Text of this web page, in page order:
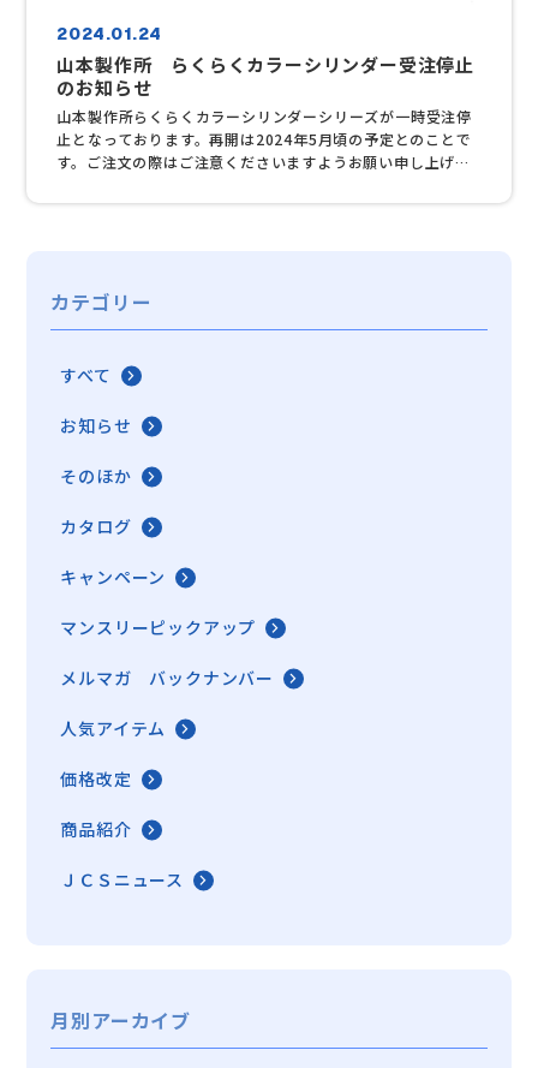
2024.01.24
山本製作所 らくらくカラーシリンダー受注停止
のお知らせ
山本製作所らくらくカラーシリンダーシリーズが一時受注停
止となっております。再開は2024年5月頃の予定とのことで
す。ご注文の際はご注意くださいますようお願い申し上げま
カテゴリー
すべて
お知らせ
そのほか
カタログ
キャンペーン
マンスリーピックアップ
メルマガ バックナンバー
人気アイテム
価格改定
商品紹介
ＪＣＳニュース
月別アーカイブ